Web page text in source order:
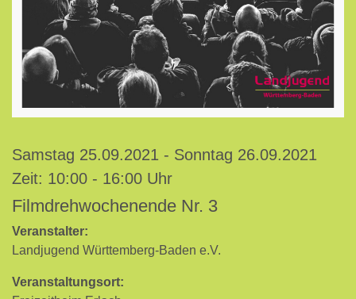
Samstag 25.09.2021 - Sonntag 26.09.2021
Zeit: 10:00 - 16:00 Uhr
Filmdrehwochenende Nr. 3
Veranstalter:
Landjugend Württemberg-Baden e.V.
Veranstaltungsort: